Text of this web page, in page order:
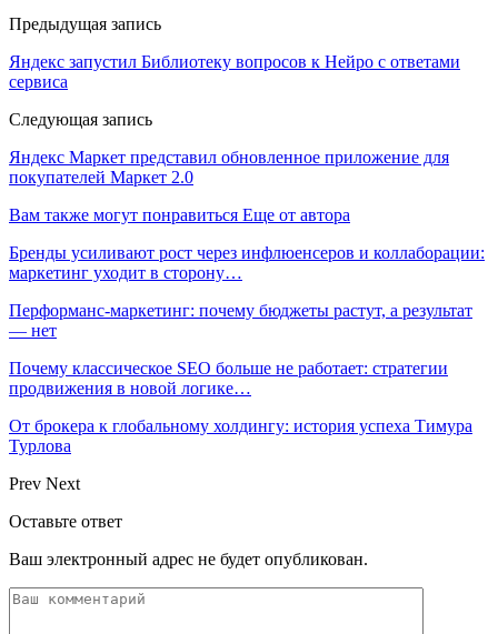
Предыдущая запись
Яндекс запустил Библиотеку вопросов к Нейро с ответами
сервиса
Следующая запись
Яндекс Маркет представил обновленное приложение для
покупателей Маркет 2.0
Вам также могут понравиться Еще от автора
Бренды усиливают рост через инфлюенсеров и коллаборации:
маркетинг уходит в сторону…
Перформанс-маркетинг: почему бюджеты растут, а результат
— нет
Почему классическое SEO больше не работает: стратегии
продвижения в новой логике…
От брокера к глобальному холдингу: история успеха Тимура
Турлова
Prev Next
Оставьте ответ
Ваш электронный адрес не будет опубликован.